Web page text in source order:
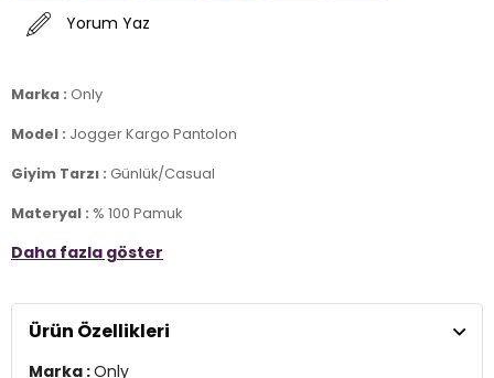
Yorum Yaz
Marka : Only
Model : Jogger Kargo Pantolon
Giyim Tarzı : Günlük/Casual
Materyal : % 100 Pamuk
Kapama Bilgisi :Belden Bağlamalı
Kalıp :Relaxed Fit, Yüksek Bel, Lastikli Paça
Daha fazla göster
Ürün Özellikleri
Marka :Only